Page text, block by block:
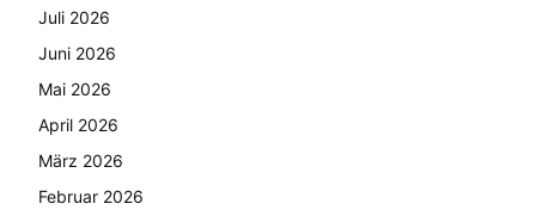
Juli 2026
Juni 2026
Mai 2026
April 2026
März 2026
Februar 2026